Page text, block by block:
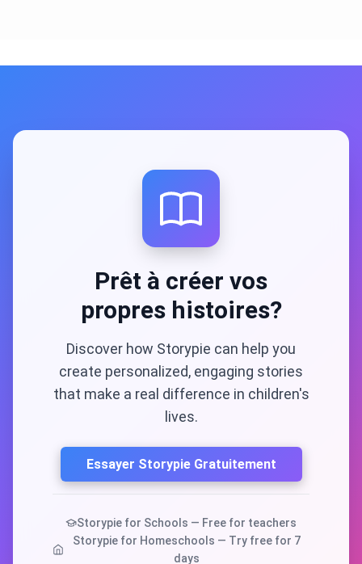
Prêt à créer vos
propres histoires?
Discover how Storypie can help you
create personalized, engaging stories
that make a real difference in children's
lives.
Essayer Storypie Gratuitement
Storypie for Schools — Free for teachers
Storypie for Homeschools — Try free for 7
days